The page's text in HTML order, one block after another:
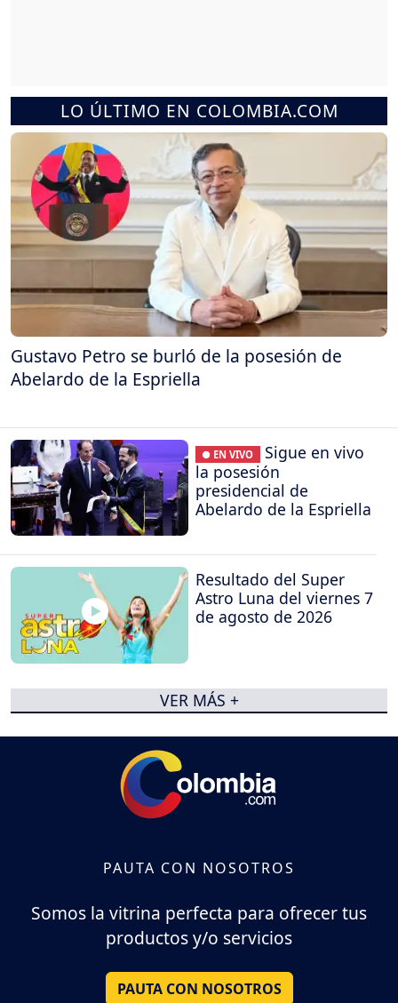
LO ÚLTIMO EN COLOMBIA.COM
Gustavo Petro se burló de la posesión de
Abelardo de la Espriella
● EN VIVO
Sigue en vivo
la posesión
presidencial de
Abelardo de la Espriella
Resultado del Super
Astro Luna del viernes 7
de agosto de 2026
VER MÁS +
PAUTA CON NOSOTROS
Somos la vitrina perfecta para ofrecer tus
productos y/o servicios
PAUTA CON NOSOTROS